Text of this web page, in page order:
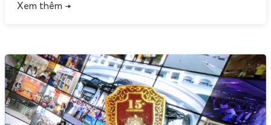
lượng mạnh mẽ và thông điệp đầy ý nghĩa về những con
Xem thêm →